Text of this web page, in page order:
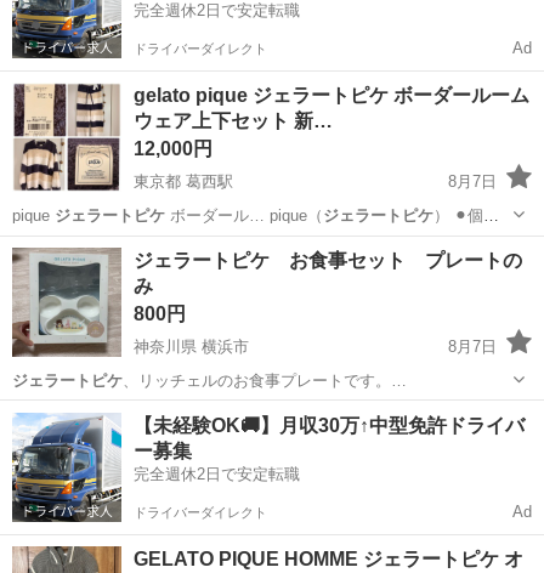
完全週休2日で安定転職
ドライバーダイレクト Ad
gelato pique ジェラートピケ ボーダールーム
ウェア上下セット 新…
12,000円
東京都 葛西駅
8月7日
pique ジェラートピケ ボーダール… pique（ ジェラートピケ） ⚫︎個
数…
東京 江戸川区 葛西駅 その他 ジェラートピケ
ジェラートピケ お食事セット プレートの
み
800円
神奈川県 横浜市
8月7日
ジェラートピケ、リッチェルのお食事プレートです。…
神奈川 横浜市 ベビー用品
【未経験OK🚚】月収30万↑中型免許ドライバ
ー募集
完全週休2日で安定転職
ドライバーダイレクト Ad
GELATO PIQUE HOMME ジェラートピケ オ